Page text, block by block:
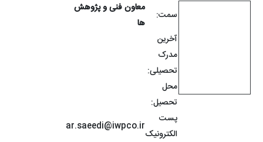
سمت:
معاون فنی و پژوهش
ها
آخرین
مدرک
تحصیلی:
محل
تحصیل:
پست
الکترونیک
ar.saeedi@iwpco.ir